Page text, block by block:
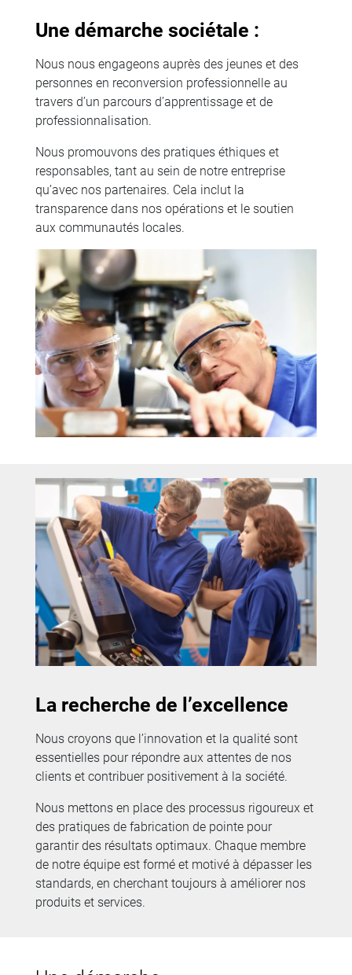
Une démarche sociétale :
Nous nous engageons auprès des jeunes et des
personnes en reconversion professionnelle au
travers d’un parcours d’apprentissage et de
professionnalisation.
Nous promouvons des pratiques éthiques et
responsables, tant au sein de notre entreprise
qu’avec nos partenaires. Cela inclut la
transparence dans nos opérations et le soutien
aux communautés locales.
La recherche de l’excellence
Nous croyons que l’innovation et la qualité sont
essentielles pour répondre aux attentes de nos
clients et contribuer positivement à la société.
Nous mettons en place des processus rigoureux et
des pratiques de fabrication de pointe pour
garantir des résultats optimaux. Chaque membre
de notre équipe est formé et motivé à dépasser les
standards, en cherchant toujours à améliorer nos
produits et services.